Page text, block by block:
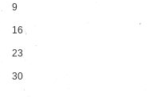
9
16
23
30